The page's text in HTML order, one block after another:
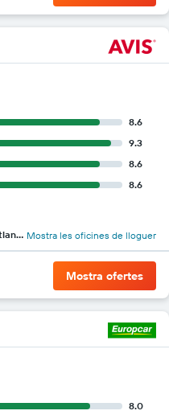
8.6
9.3
8.6
8.6
Una oficina a Aeroport de Nantes Atlantique Mostra les oficines de lloguer
Mostra ofertes
8.0